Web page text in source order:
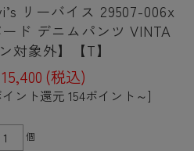
リーバイス 29507-006x
ド デニムパンツ VINTA
対象外】【T】
(税込)
ント還元 154ポイント～]
個